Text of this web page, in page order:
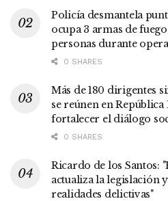
Policía desmantela
ocupa 3 armas de
personas durante
0 SHARES
Más de 180 dirigentes
se reúnen en
fortalecer el diálogo
0 SHARES
Ricardo de los Santos:
actualiza la legislación
realidades delictivas"